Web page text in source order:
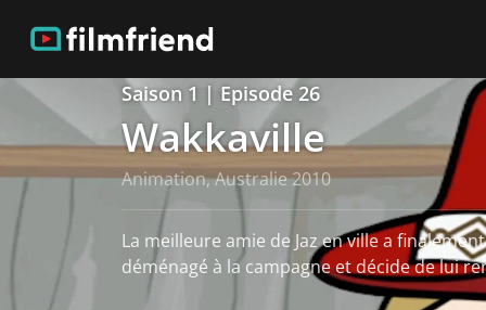
Saison 1 | Episode 26
Wakkaville
Animation, Australie 2010
La meilleure amie de Jaz en ville a
déménagé à la campagne et décide de lui
Voir plus